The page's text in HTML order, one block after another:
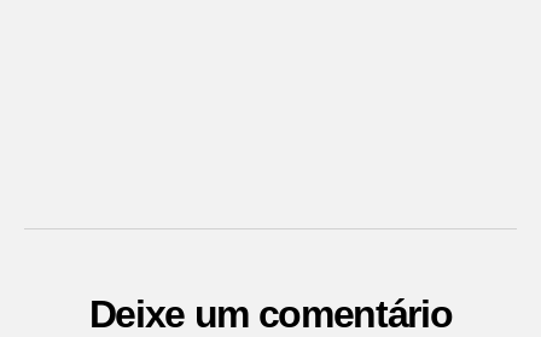
Deixe um comentário